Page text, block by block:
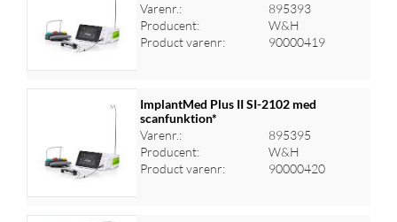
Log ind for at se priser
Varenr.:
895393
Producent:
W&H
Product varenr:
90000419
Log ind for at se priser
ImplantMed Plus II SI-2102 med
scanfunktion*
Varenr.:
895395
Producent:
W&H
Product varenr:
90000420